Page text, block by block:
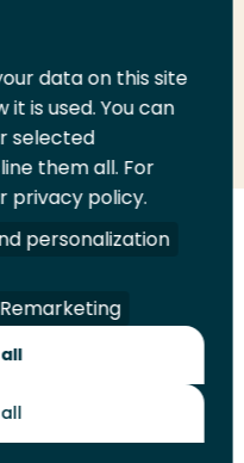
Index
Contact
data on this site
is used. You can
selected
them all. For
privacy policy.
personalization
Remarketing